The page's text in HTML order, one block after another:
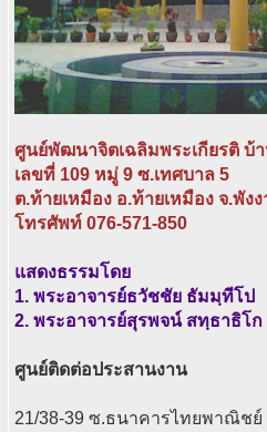
ศูนย์พัฒนาจิตเฉลิมพระเกียรติ บ้า
เลขที่ 109 หมู่ 9 ซ.เทศบาล 5
ต.ท้ายเหมือง อ.ท้ายเหมือง จ.พังง
โทรศัพท์ 076-571-850
แสดงธรรมโดย
1. พระอาจารย์ธวัชชัย ธัมมฺทีโป
2. พระอาจารย์สุรพจน์ สทฺธาธิโก
ศูนย์ติดต่อประสานงาน
21/38-39 ซ.ธนาคารไทยพาณิช